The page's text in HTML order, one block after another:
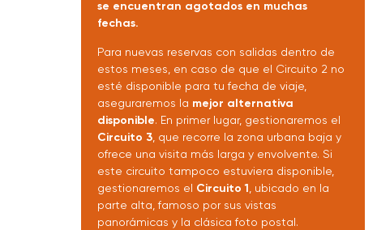
se encuentran agotados en muchas
fechas.
Para nuevas reservas con salidas dentro de
estos meses, en caso de que el Circuito 2 no
esté disponible para tu fecha de viaje,
aseguraremos la mejor alternativa
disponible. En primer lugar, gestionaremos el
Circuito 3, que recorre la zona urbana baja y
ofrece una visita más larga y envolvente. Si
este circuito tampoco estuviera disponible,
gestionaremos el Circuito 1 , ubicado en la
parte alta, famoso por sus vistas
panorámicas y la clásica foto postal.